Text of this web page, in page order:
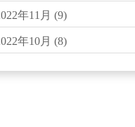
年11月 (9)
年10月 (8)